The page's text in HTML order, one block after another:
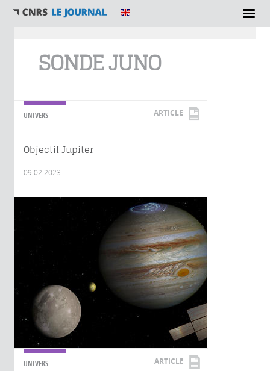
SONDE JUNO
UNIVERS ARTICLE
Objectif Jupiter
09.02.2023
UNIVERS ARTICLE